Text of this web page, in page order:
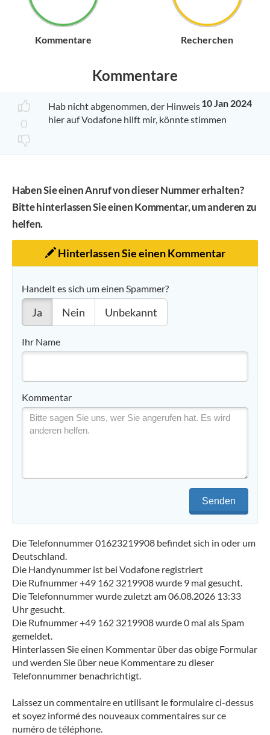
Kommentare Recherchen
Kommentare
0
10 Jan 2024
Hab nicht abgenommen, der Hinweis
hier auf Vodafone hilft mir, könnte stimmen
Haben Sie einen Anruf von dieser Nummer erhalten?
Bitte hinterlassen Sie einen Kommentar, um anderen zu
helfen.
Hinterlassen Sie einen Kommentar
Handelt es sich um einen Spammer?
Ja Nein Unbekannt
Ihr Name
Kommentar
Senden
Die Telefonnummer 01623219908 befindet sich in oder um
Deutschland.
Die Handynummer ist bei Vodafone registriert
Die Rufnummer +49 162 3219908 wurde 9 mal gesucht.
Die Telefonnummer wurde zuletzt am 06.08.2026 13:33
Uhr gesucht.
Die Rufnummer +49 162 3219908 wurde 0 mal als Spam
gemeldet.
Hinterlassen Sie einen Kommentar über das obige Formular
und werden Sie über neue Kommentare zu dieser
Telefonnummer benachrichtigt.
Laissez un commentaire en utilisant le formulaire ci-dessus
et soyez informé des nouveaux commentaires sur ce
numéro de téléphone.